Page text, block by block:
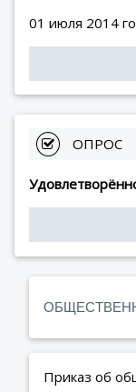
01 июля 2014
ОПРОС
Приказ об